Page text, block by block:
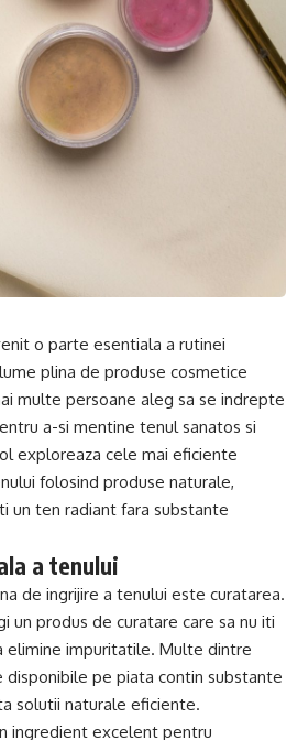
o parte esentiala a rutinei
plina de produse cosmetice
multe persoane aleg sa se indrepte
a-si mentine tenul sanatos si
exploreaza cele mai eficiente
folosind produse naturale,
un ten radiant fara substante
a tenului
de ingrijire a tenului este curatarea.
un produs de curatare care sa nu iti
elimine impuritatile. Multe dintre
disponibile pe piata contin substante
solutii naturale eficiente.
ingredient excelent pentru